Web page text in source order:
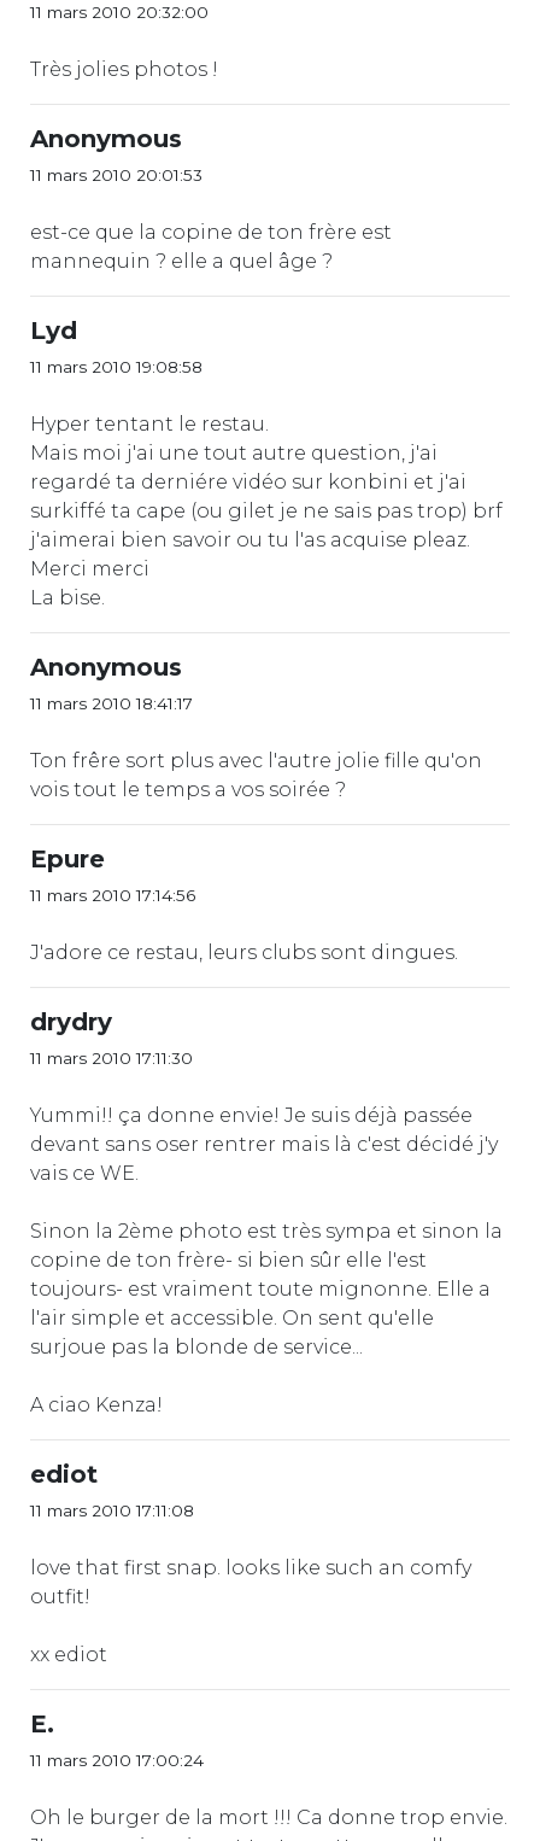
11 mars 2010 20:32:00
Très jolies photos !
Anonymous
11 mars 2010 20:01:53
est-ce que la copine de ton frère est
mannequin ? elle a quel âge ?
Lyd
11 mars 2010 19:08:58
Hyper tentant le restau.
Mais moi j'ai une tout autre question, j'ai
regardé ta derniére vidéo sur konbini et j'ai
surkiffé ta cape (ou gilet je ne sais pas trop) brf
j'aimerai bien savoir ou tu l'as acquise pleaz.
Merci merci
La bise.
Anonymous
11 mars 2010 18:41:17
Ton frêre sort plus avec l'autre jolie fille qu'on
vois tout le temps a vos soirée ?
Epure
11 mars 2010 17:14:56
J'adore ce restau, leurs clubs sont dingues.
drydry
11 mars 2010 17:11:30
Yummi!! ça donne envie! Je suis déjà passée
devant sans oser rentrer mais là c'est décidé j'y
vais ce WE.
Sinon la 2ème photo est très sympa et sinon la
copine de ton frère- si bien sûr elle l'est
toujours- est vraiment toute mignonne. Elle a
l'air simple et accessible. On sent qu'elle
surjoue pas la blonde de service...
A ciao Kenza!
ediot
11 mars 2010 17:11:08
love that first snap. looks like such an comfy
outfit!
xx ediot
E.
11 mars 2010 17:00:24
Oh le burger de la mort !!! Ca donne trop envie.